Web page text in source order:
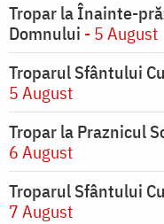
Tropar la Înainte-
Domnului - 5 August
Troparul Sfântului
5 August
Tropar la Praznicul
6 August
Troparul Sfântului
7 August